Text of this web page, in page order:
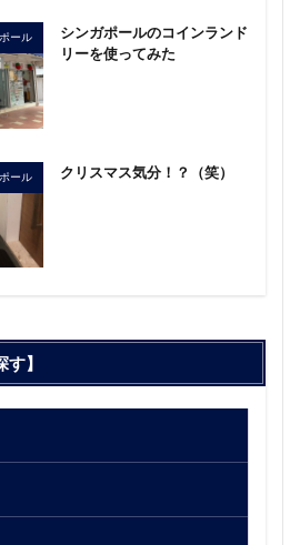
ール
シンガポールのコインランド
リーを使ってみた
ール クリスマス気分！？（笑）
】